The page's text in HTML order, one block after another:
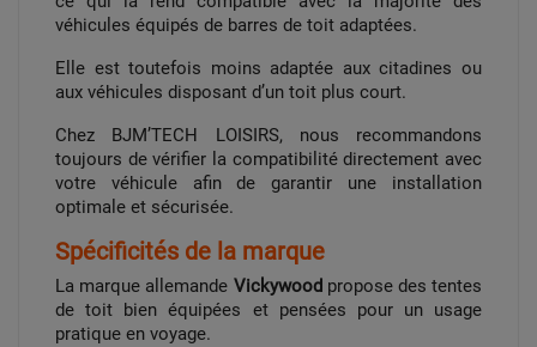
véhicules équipés de barres de toit adaptées.
Elle est toutefois moins adaptée aux citadines ou
aux véhicules disposant d’un toit plus court.
Chez BJM’TECH LOISIRS, nous recommandons
toujours de vérifier la compatibilité directement avec
votre véhicule afin de garantir une installation
optimale et sécurisée.
Spécificités de la marque
La marque allemande Vickywoodpropose des tentes
de toit bien équipées et pensées pour un usage
pratique en voyage.